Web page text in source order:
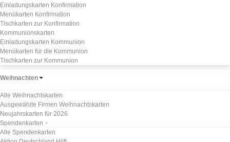
Einladungskarten Konfirmation
Menükarten Konfirmation
Tischkarten zur Konfirmation
Kommunionskarten
Einladungskarten Kommunion
Menükarten für die Kommunion
Tischkarten zur Kommunion
Weihnachten
Alle Weihnachtskarten
Ausgewählte Firmen Weihnachtskarten
Neujahrskarten für 2026
Spendenkarten
Alle Spendenkarten